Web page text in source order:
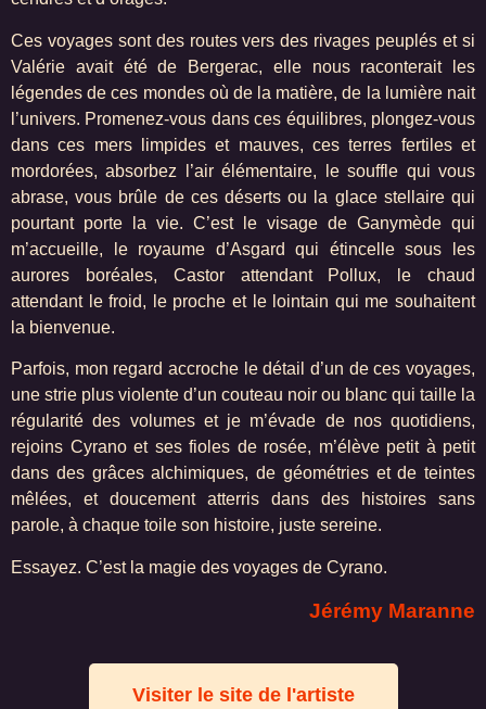
Ces voyages sont des routes vers des rivages peuplés et si
Valérie avait été de Bergerac, elle nous raconterait les
légendes de ces mondes où de la matière, de la lumière nait
l’univers. Promenez-vous dans ces équilibres, plongez-vous
dans ces mers limpides et mauves, ces terres fertiles et
mordorées, absorbez l’air élémentaire, le souffle qui vous
abrase, vous brûle de ces déserts ou la glace stellaire qui
pourtant porte la vie. C’est le visage de Ganymède qui
m’accueille, le royaume d’Asgard qui étincelle sous les
aurores boréales, Castor attendant Pollux, le chaud
attendant le froid, le proche et le lointain qui me souhaitent
la bienvenue.
Parfois, mon regard accroche le détail d’un de ces voyages,
une strie plus violente d’un couteau noir ou blanc qui taille la
régularité des volumes et je m’évade de nos quotidiens,
rejoins Cyrano et ses fioles de rosée, m’élève petit à petit
dans des grâces alchimiques, de géométries et de teintes
mêlées, et doucement atterris dans des histoires sans
parole, à chaque toile son histoire, juste sereine.
Essayez. C’est la magie des voyages de Cyrano.
Jérémy Maranne
Visiter le site de l'artiste